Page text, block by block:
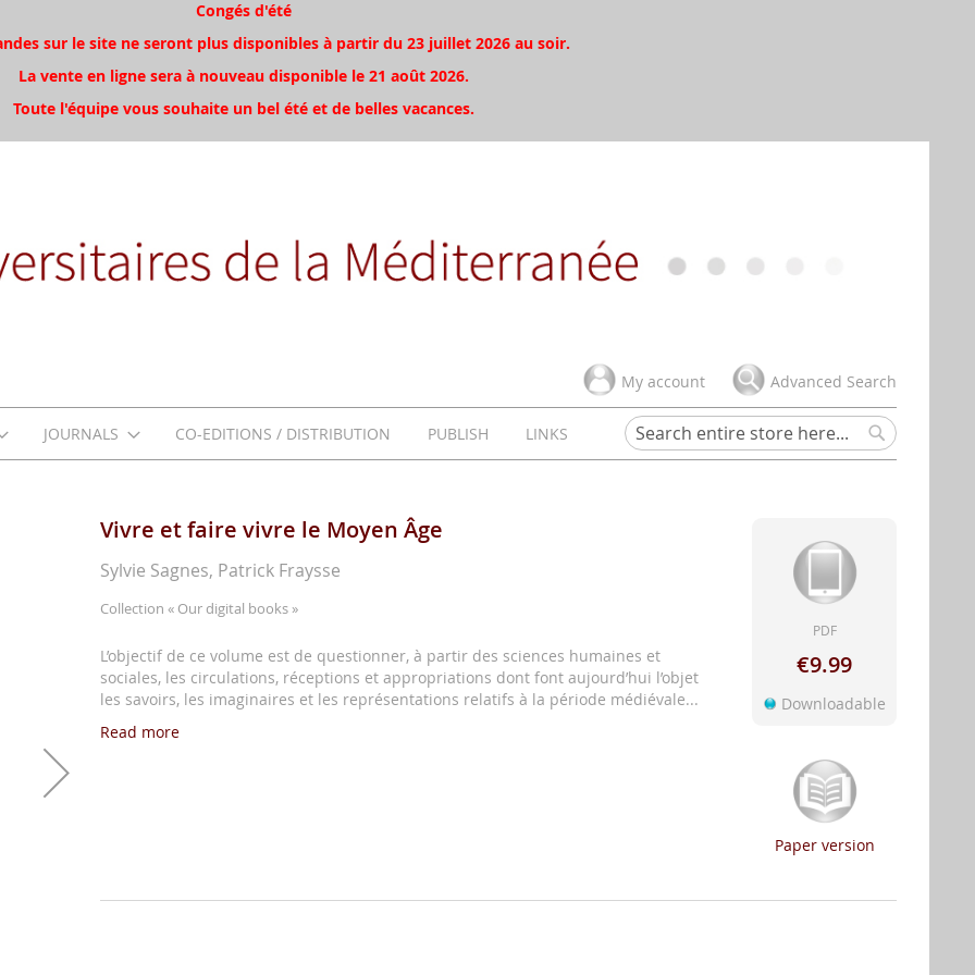
Congés d'été
sur le site ne seront plus disponibles à partir du 23 juillet 2026 au soir.
La vente en ligne sera à nouveau disponible le 21 août 2026.
Toute l'équipe vous souhaite un bel été et de belles vacances.
My account Advanced Search
JOURNALS CO-EDITIONS / DISTRIBUTION PUBLISH
LINKS
Search
Search
Vivre et faire vivre le Moyen Âge
Sylvie Sagnes, Patrick Fraysse
Collection « Our digital books »
L’objectif de ce volume est de questionner, à partir des sciences humaines et
sociales, les circulations, réceptions et appropriations dont font aujourd’hui l’objet
les savoirs, les imaginaires et les représentations relatifs à la période médiévale...
Read more
PDF
€9.99
Downloadable
Paper version